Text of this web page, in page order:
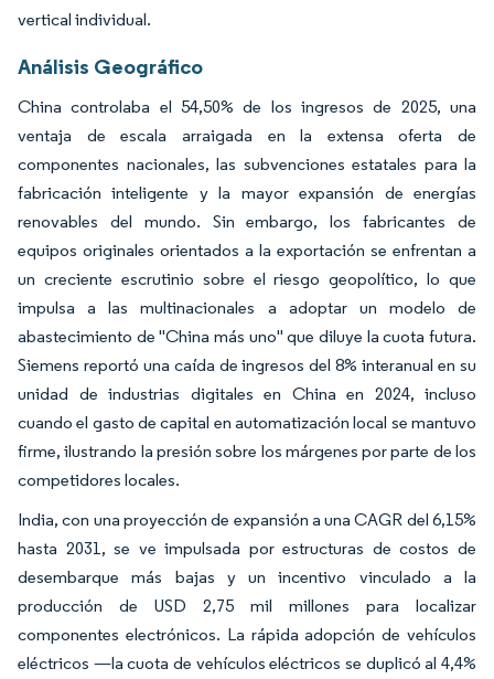
vertical individual.
Análisis Geográfico
China controlaba el 54,50% de los ingresos de 2025, una
ventaja de escala arraigada en la extensa oferta de
componentes nacionales, las subvenciones estatales para la
fabricación inteligente y la mayor expansión de energías
renovables del mundo. Sin embargo, los fabricantes de
equipos originales orientados a la exportación se enfrentan a
un creciente escrutinio sobre el riesgo geopolítico, lo que
impulsa a las multinacionales a adoptar un modelo de
abastecimiento de "China más uno" que diluye la cuota futura.
Siemens reportó una caída de ingresos del 8% interanual en su
unidad de industrias digitales en China en 2024, incluso
cuando el gasto de capital en automatización local se mantuvo
firme, ilustrando la presión sobre los márgenes por parte de los
competidores locales.
India, con una proyección de expansión a una CAGR del 6,15%
hasta 2031, se ve impulsada por estructuras de costos de
desembarque más bajas y un incentivo vinculado a la
producción de USD 2,75 mil millones para localizar
componentes electrónicos. La rápida adopción de vehículos
eléctricos —la cuota de vehículos eléctricos se duplicó al 4,4%